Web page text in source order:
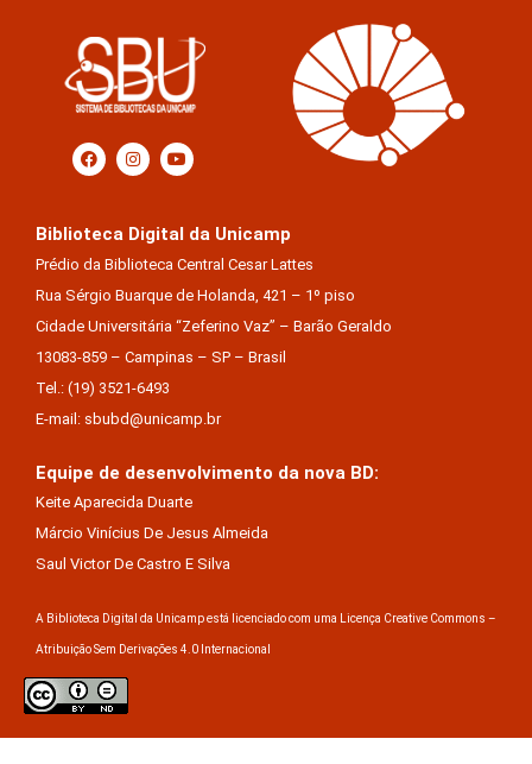
Biblioteca Digital da Unicamp
Prédio da Biblioteca Central Cesar Lattes
Rua Sérgio Buarque de Holanda, 421 – 1º piso
Cidade Universitária “Zeferino Vaz” – Barão Geraldo
13083-859 – Campinas – SP – Brasil
Tel.: (19) 3521-6493
E-mail: sbubd@unicamp.br
Equipe de desenvolvimento da nova BD:
Keite Aparecida Duarte
Márcio Vinícius De Jesus Almeida
Saul Victor De Castro E Silva
A Biblioteca Digital da Unicamp está licenciado com uma Licença Creative Commons –
Atribuição Sem Derivações 4.0 Internacional